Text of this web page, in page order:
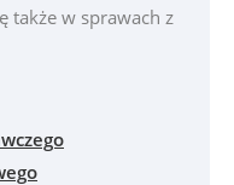
także w sprawach z